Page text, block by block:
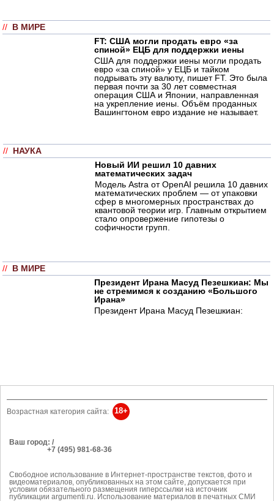
// В МИРЕ
FT: США могли продать евро «за
спиной» ЕЦБ для поддержки иены
США для поддержки иены могли продать
евро «за спиной» у ЕЦБ и тайком
подрывать эту валюту, пишет FT. Это была
первая почти за 30 лет совместная
операция США и Японии, направленная
на укрепление иены. Объём проданных
Вашингтоном евро издание не называет.
// НАУКА
Новый ИИ решил 10 давних
математических задач
Модель Astra от OpenAI решила 10 давних
математических проблем — от упаковки
сфер в многомерных пространствах до
квантовой теории игр. Главным открытием
стало опровержение гипотезы о
софичности групп.
// В МИРЕ
Президент Ирана Масуд Пезешкиан: Мы
не стремимся к созданию «Большого
Ирана»
Президент Ирана Масуд Пезешкиан:
Возрастная категория сайта: 18+
Ваш город: /
+7 (495) 981-68-36
Свободное использование в Интернет-пространстве текстов, фото и
видеоматериалов, опубликованных на этом сайте, допускается при
условии обязательного размещения гиперссылки на источник
публикации argumenti.ru. Использование материалов в печатных СМИ